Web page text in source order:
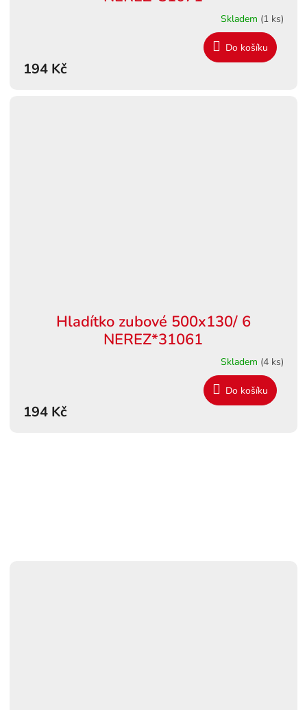
Skladem (1 ks)
194 Kč
Do košíku
Hladítko zubové 500x130/ 6
NEREZ*31061
Skladem (4 ks)
194 Kč
Do košíku